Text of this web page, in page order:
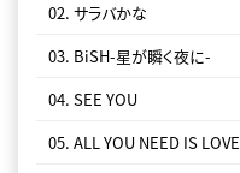
02. サラバかな
03. BiSH-星が瞬く夜に-
04. SEE YOU
05. ALL YOU NEED IS LOVE